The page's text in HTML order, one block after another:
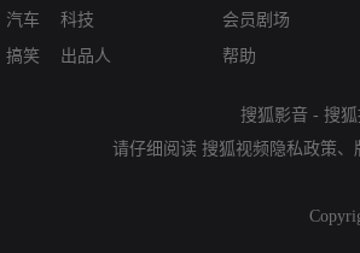
汽车
搞笑
科技
出品人
会员剧场
帮助
搜狐影音 - 搜
请仔细阅读 搜狐视频隐私政策、